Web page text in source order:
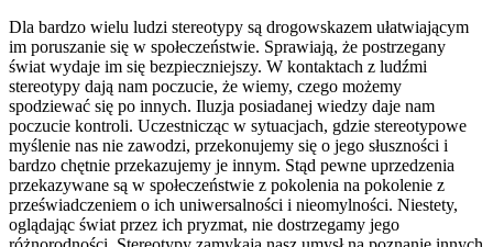
Dla bardzo wielu ludzi stereotypy są drogowskazem ułatwiającym
im poruszanie się w społeczeństwie. Sprawiają, że postrzegany
świat wydaje im się bezpieczniejszy. W kontaktach z ludźmi
stereotypy dają nam poczucie, że wiemy, czego możemy
spodziewać się po innych. Iluzja posiadanej wiedzy daje nam
poczucie kontroli. Uczestnicząc w sytuacjach, gdzie stereotypowe
myślenie nas nie zawodzi, przekonujemy się o jego słuszności i
bardzo chętnie przekazujemy je innym. Stąd pewne uprzedzenia
przekazywane są w społeczeństwie z pokolenia na pokolenie z
przeświadczeniem o ich uniwersalności i nieomylności. Niestety,
oglądając świat przez ich pryzmat, nie dostrzegamy jego